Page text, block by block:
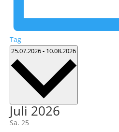
Tag
25.07.2026- 10.08.2026
Juli 2026
Sa. 25